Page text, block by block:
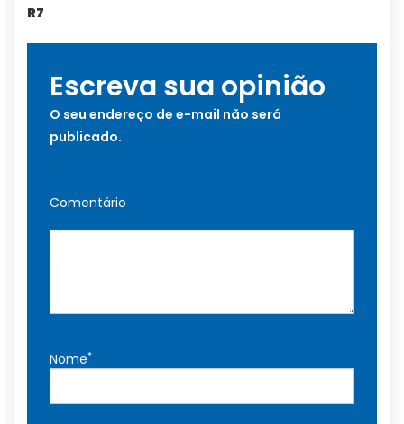
R7
Escreva sua opinião
O seu endereço de e-mail não será
publicado.
Comentário
Nome*